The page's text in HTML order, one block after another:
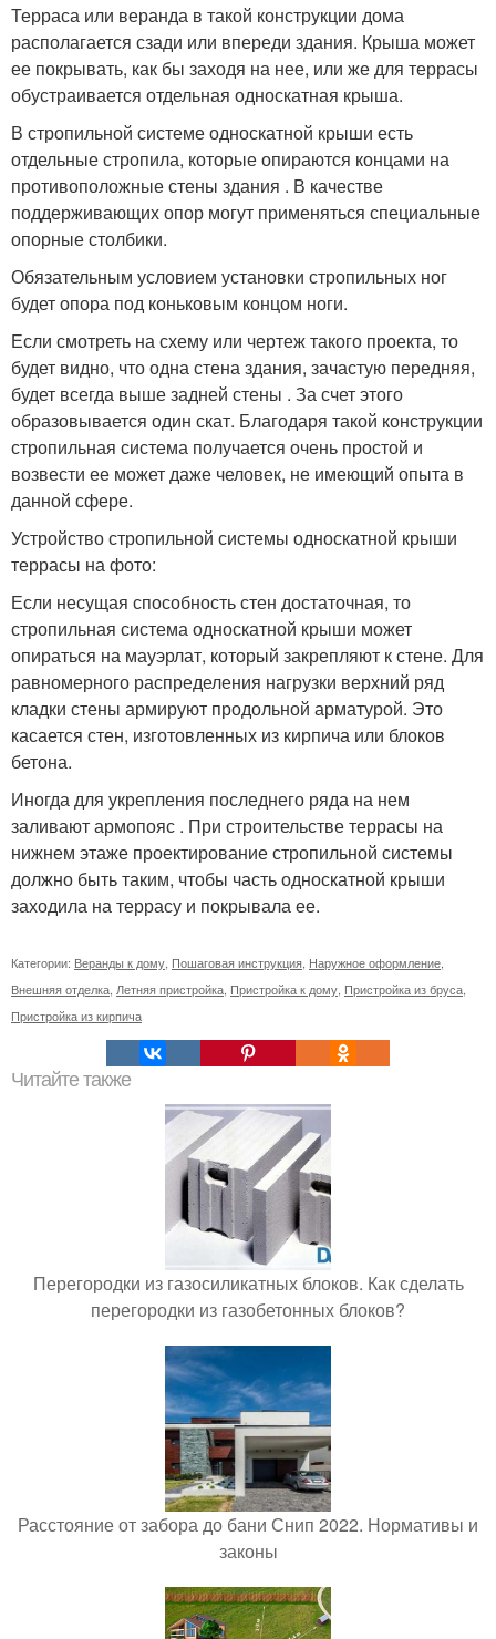
Терраса или веранда в такой конструкции дома
располагается сзади или впереди здания. Крыша может
ее покрывать, как бы заходя на нее, или же для террасы
обустраивается отдельная односкатная крыша.
В стропильной системе односкатной крыши есть
отдельные стропила, которые опираются концами на
противоположные стены здания . В качестве
поддерживающих опор могут применяться специальные
опорные столбики.
Обязательным условием установки стропильных ног
будет опора под коньковым концом ноги.
Если смотреть на схему или чертеж такого проекта, то
будет видно, что одна стена здания, зачастую передняя,
будет всегда выше задней стены . За счет этого
образовывается один скат. Благодаря такой конструкции
стропильная система получается очень простой и
возвести ее может даже человек, не имеющий опыта в
данной сфере.
Устройство стропильной системы односкатной крыши
террасы на фото:
Если несущая способность стен достаточная, то
стропильная система односкатной крыши может
опираться на мауэрлат, который закрепляют к стене. Для
равномерного распределения нагрузки верхний ряд
кладки стены армируют продольной арматурой. Это
касается стен, изготовленных из кирпича или блоков
бетона.
Иногда для укрепления последнего ряда на нем
заливают армопояс . При строительстве террасы на
нижнем этаже проектирование стропильной системы
должно быть таким, чтобы часть односкатной крыши
заходила на террасу и покрывала ее.
Категории: Веранды к дому Пошаговая инструкция Наружное оформление
Внешняя отделка Летняя пристройка Пристройка к дому Пристройка из бруса
Пристройка из кирпича
Читайте также
Перегородки из газосиликатных блоков. Как сделать
перегородки из газобетонных блоков?
Расстояние от забора до бани Снип 2022. Нормативы и
законы